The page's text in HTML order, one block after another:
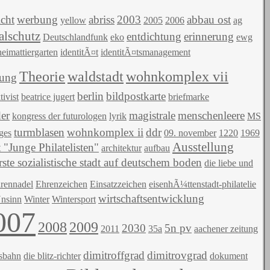
werbung yellow abriss 2003 2005 2006 abbau ost ag
Deutschlandfunk eko entdichtung erinnerung ewg
identitÃ¤t identitÃ¤tsmanagement
Theoriewaldstadtwohnkomplex vii
beatrice jugert berlin bildpostkarte briefmarke
kongress der futurologen lyrik magistralemenschenleere MS
turmblasen wohnkomplex ii ddr 09. november 1220 1969
Philatelisten" architektur aufbau Ausstellung
sozialistische stadt auf deutschem boden die liebe und
Ehrenzeichen Einsatzzeichen eisenhÃ¼ttenstadt-philatelie
Winter Wintersport wirtschaftsentwicklung
2008 2009 2011 2030 35a 5n pv aachener zeitung
die blitz-richter dimitroffgrad dimitrovgrad dokument